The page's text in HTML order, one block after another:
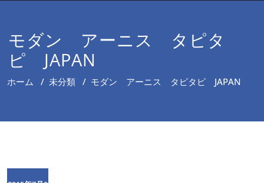
モダン アーニス タピタ
ピ JAPAN
ホーム / 未分類 / モダン アーニス タピタピ JAPAN